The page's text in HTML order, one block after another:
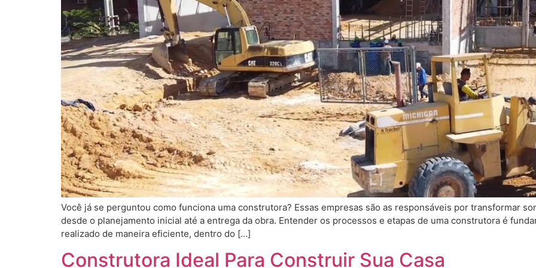
Você já se perguntou como funciona uma construtora? Essas empresas são as responsáveis por transformar
desde o planejamento inicial até a entrega da obra. Entender os processos e etapas de uma construtora é
realizado de maneira eficiente, dentro do […]
Construtora Ideal Para Construir Sua Casa